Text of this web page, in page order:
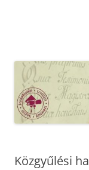
Közgyűlési